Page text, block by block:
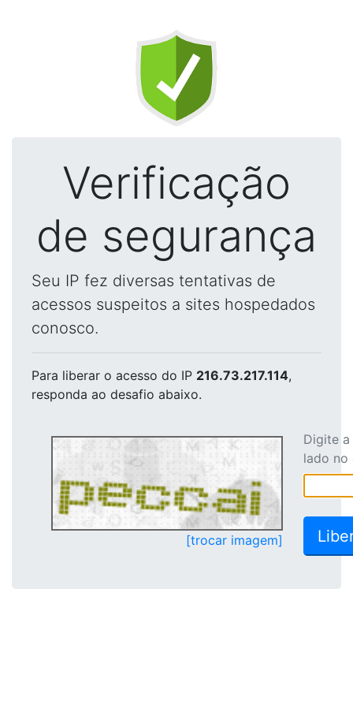
Verificação
de segurança
Seu IP fez diversas tentativas de
acessos suspeitos a sites hospedados
conosco.
Para liberar o acesso do IP 216.73.217.114,
responda ao desafio abaixo.
[trocar imagem]
Digite
lado no